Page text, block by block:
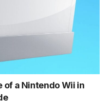
of a Nintendo Wii in